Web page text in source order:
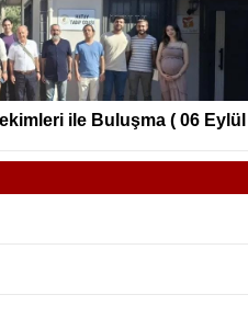
ile Buluşma ( 06 Eylül